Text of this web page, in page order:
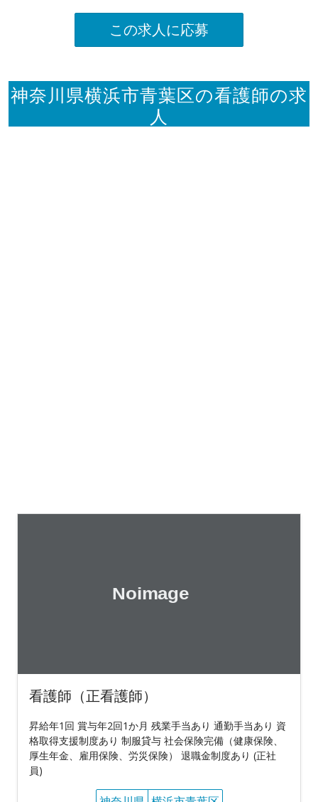
この求人に応募
神奈川県横浜市青葉区の看護師の求
人
看護師（正看護師）
昇給年1回 賞与年2回1か月 残業手当あり 通勤手当あり 資
格取得支援制度あり 制服貸与 社会保険完備（健康保険、
厚生年金、雇用保険、労災保険） 退職金制度あり (正社
員)